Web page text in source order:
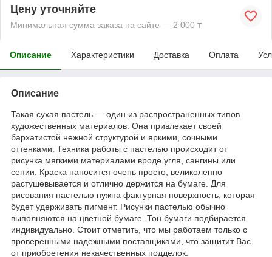
Цену уточняйте
Минимальная сумма заказа на сайте — 2 000 ₸
Описание Характеристики Доставка Оплата
Описание
Такая сухая пастель — один из распространенных типов
художественных материалов. Она привлекает своей
бархатистой нежной структурой и яркими, сочными
оттенками. Техника работы с пастелью происходит от
рисунка мягкими материалами вроде угля, сангины или
сепии. Краска наносится очень просто, великолепно
растушевывается и отлично держится на бумаге. Для
рисования пастелью нужна фактурная поверхность, которая
будет удерживать пигмент. Рисунки пастелью обычно
выполняются на цветной бумаге. Тон бумаги подбирается
индивидуально. Стоит отметить, что мы работаем только с
проверенными надежными поставщиками, что защитит Вас
от приобретения некачественных подделок.